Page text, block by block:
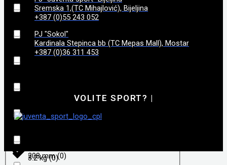
3,7(0)
3.2 kg(0)
192(0)
195(0)
208 mm(0)
Sremska 1,(TC Mihajlović), Bijeljina
+387 (0)55 243 052
PJ "Sokol"
Kardinala Stepinca bb (TC Mepas Mall), Mostar
+387 (0)36 311 453
VOLITE SPORT? |